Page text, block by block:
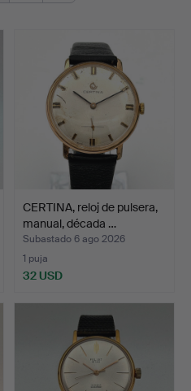
CERTINA, reloj de pulsera,
manual, década …
Subastado 6 ago 2026
1 puja
32 USD